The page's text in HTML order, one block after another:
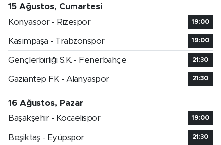
15 Ağustos, Cumartesi
Konyaspor - Rizespor
19:00
Kasımpaşa - Trabzonspor 19:00
Gençlerbirliği S.K. - Fenerbahçe 21:30
Gaziantep FK - Alanyaspor 21:30
16 Ağustos, Pazar
Başakşehir - Kocaelispor
19:00
Beşiktaş - Eyüpspor 21:30